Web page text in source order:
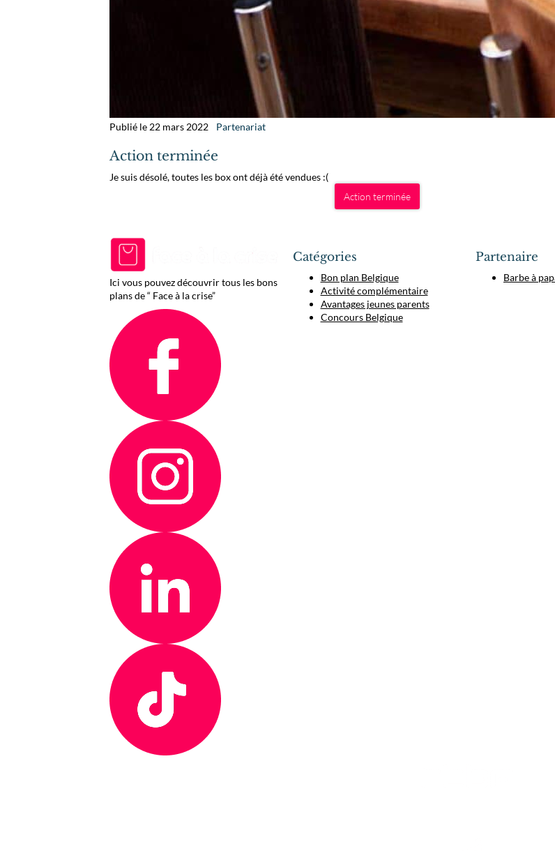
Publié le 22 mars 2022 Partenariat
Action terminée
Je suis désolé, toutes les box ont déjà été vendues :(
Action terminée
Ici vous pouvez découvrir tous les bons
plans de “ Face à la crise”
Catégories
Bon plan Belgique
Activité complémentaire
Avantages jeunes parents
Concours Belgique
Partenaire
Barbe à